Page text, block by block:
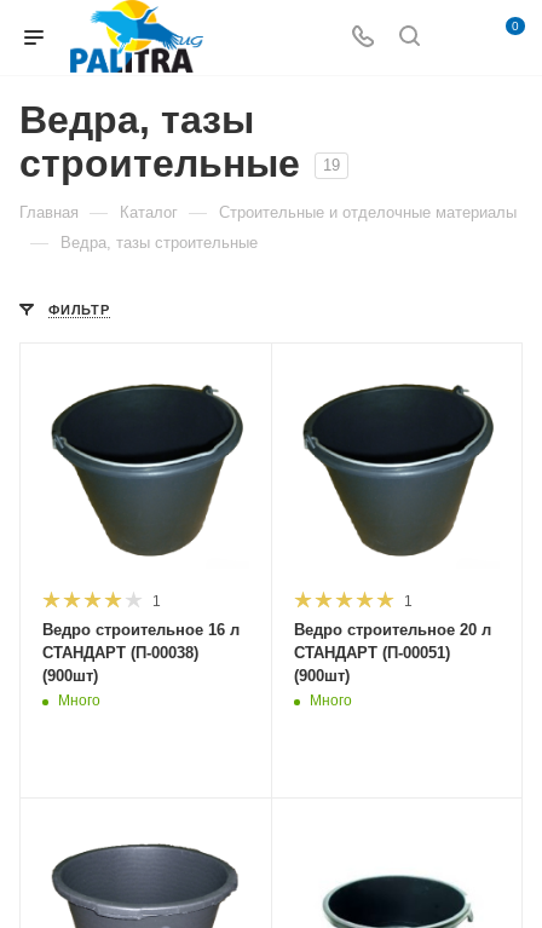
0
Ведра, тазы
строительные
19
Главная — Каталог — Строительные и отделочные материалы
— Ведра, тазы строительные
ФИЛЬТР
1
Ведро строительное 16 л
СТАНДАРТ (П-00038)
(900шт)
Много
1
Ведро строительное 20 л
СТАНДАРТ (П-00051)
(900шт)
Много